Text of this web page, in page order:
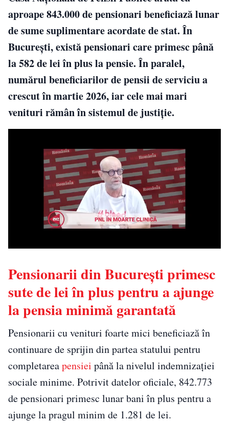
aproape 843.000 de pensionari beneficiază lunar
de sume suplimentare acordate de stat. În
București, există pensionari care primesc până
la 582 de lei în plus la pensie. În paralel,
numărul beneficiarilor de pensii de serviciu a
crescut în martie 2026, iar cele mai mari
venituri rămân în sistemul de justiție.
Pensionarii din București primesc
sute de lei în plus pentru a ajunge
la pensia minimă garantată
Pensionarii cu venituri foarte mici beneficiază în
continuare de sprijin din partea statului pentru
completareapensiei până la nivelul indemnizației
sociale minime. Potrivit datelor oficiale, 842.773
de pensionari primesc lunar bani în plus pentru a
ajunge la pragul minim de 1.281 de lei.